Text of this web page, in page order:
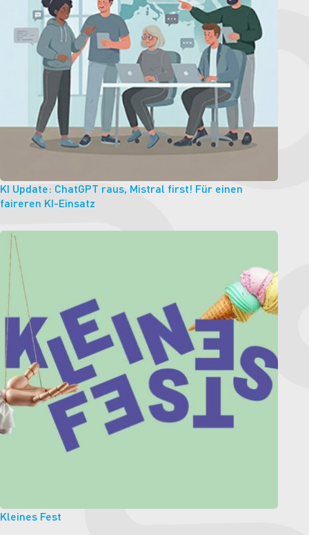
KI Update: ChatGPT raus, Mistral first! Für einen
faireren KI-Einsatz
Kleines Fest